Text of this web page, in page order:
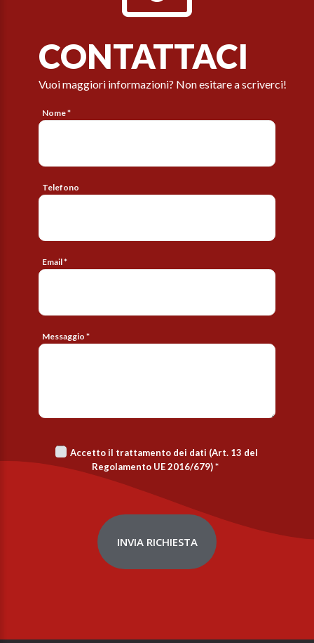
CONTATTACI
Vuoi maggiori informazioni? Non esitare a scriverci!
Nome *
Telefono
Email *
Messaggio *
Accetto il trattamento dei dati (Art. 13 del
Regolamento UE 2016/679)*
INVIA RICHIESTA